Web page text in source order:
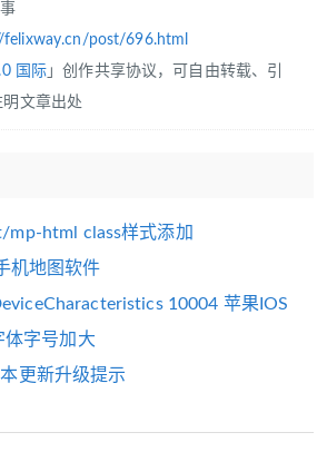
felixway.cn/post/696.html
国际 」创作共享协议，可自由转载、引
文章出处
html class样式添加
机地图软件
10004 苹果IOS
体字号加大
更新升级提示